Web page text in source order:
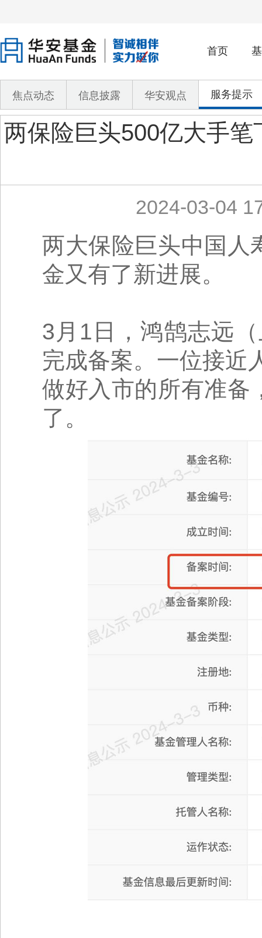
首页
焦点动态 信息披露 华安观点 服务提示
两保险巨头500亿大手
2024-03-04
两大保险巨头中国人
金又有了新进展。
3月1日，鸿鹄志远
完成备案。一位接近
做好入市的所有准备
了。